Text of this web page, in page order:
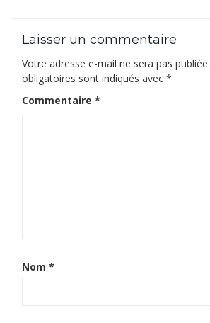
Laisser un commentaire
Votre adresse e-mail ne sera pas publiée.
obligatoires sont indiqués avec *
Commentaire *
Nom *